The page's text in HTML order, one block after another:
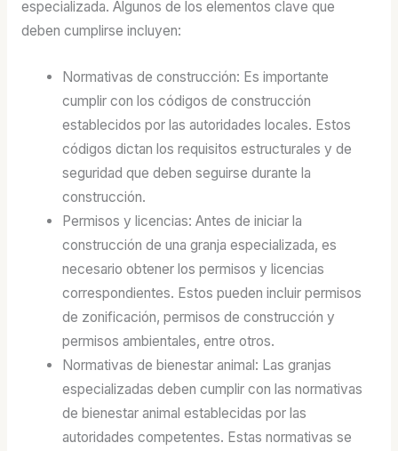
especializada. Algunos de los elementos clave que
deben cumplirse incluyen:
Normativas de construcción: Es importante
cumplir con los códigos de construcción
establecidos por las autoridades locales. Estos
códigos dictan los requisitos estructurales y de
seguridad que deben seguirse durante la
construcción.
Permisos y licencias: Antes de iniciar la
construcción de una granja especializada, es
necesario obtener los permisos y licencias
correspondientes. Estos pueden incluir permisos
de zonificación, permisos de construcción y
permisos ambientales, entre otros.
Normativas de bienestar animal: Las granjas
especializadas deben cumplir con las normativas
de bienestar animal establecidas por las
autoridades competentes. Estas normativas se